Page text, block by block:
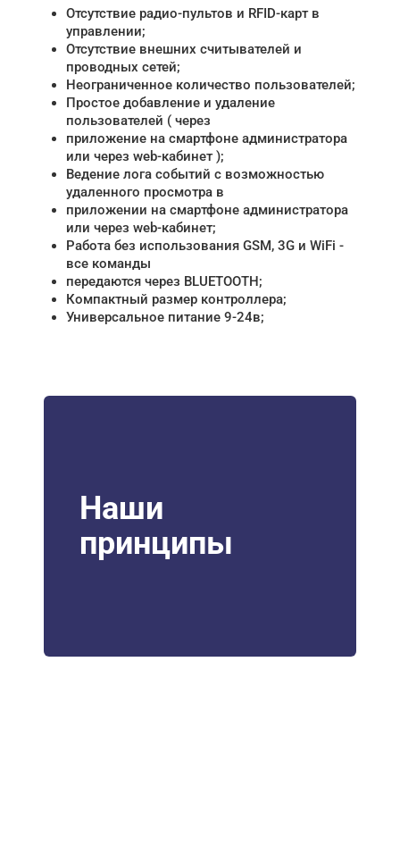
Отсутствие радио-пультов и RFID-карт в
управлении;
Отсутствие внешних считывателей и
проводных сетей;
Неограниченное количество пользователей;
Простое добавление и удаление
пользователей ( через
приложение на смартфоне администратора
или через web-кабинет );
Ведение лога событий с возможностью
удаленного просмотра в
приложении на смартфоне администратора
или через web-кабинет;
Работа без использования GSM, 3G и WiFi -
все команды
передаются через BLUETOOTH;
Компактный размер контроллера;
Универсальное питание 9-24в;
Наши
принципы